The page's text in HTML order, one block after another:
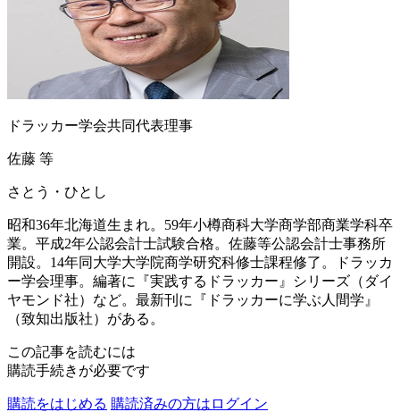
ドラッカー学会共同代表理事
佐藤 等
さとう・ひとし
昭和36年北海道生まれ。59年小樽商科大学商学部商業学科卒
業。平成2年公認会計士試験合格。佐藤等公認会計士事務所
開設。14年同大学大学院商学研究科修士課程修了。ドラッカ
ー学会理事。編著に『実践するドラッカー』シリーズ（ダイ
ヤモンド社）など。最新刊に『ドラッカーに学ぶ人間学』
（致知出版社）がある。
この記事を読むには
購読手続きが必要です
購読をはじめる 購読済みの方はログイン